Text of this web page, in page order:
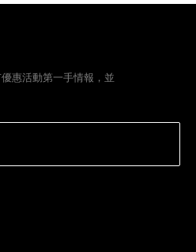
惠活動第一手情報，並